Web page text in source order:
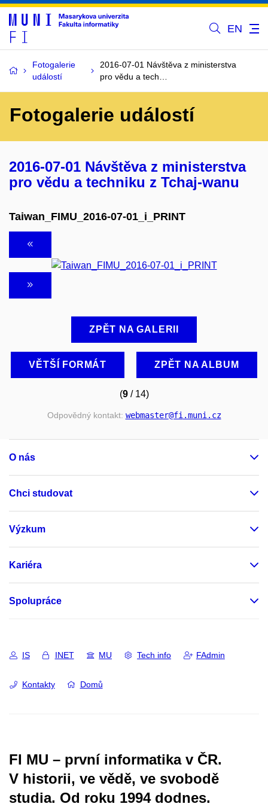
EN
Fotogalerie
událostí
2016-07-01 Návštěva z ministerstva
pro vědu a tech…
Fotogalerie událostí
2016-07-01 Návštěva z ministerstva
pro vědu a techniku z Tchaj-wanu
Taiwan_FIMU_2016-07-01_i_PRINT
ZPĚT NA GALERII
VĚTŠÍ FORMÁT ZPĚT NA ALBUM
(9/ 14)
Odpovědný kontakt: webmaster@fi.muni.cz
O nás
Chci studovat
Výzkum
Kariéra
Spolupráce
IS INET MU Tech info FAdmin
Kontakty Domů
FI MU – první informatika v ČR.
V historii, ve vědě, ve svobodě
studia. Od roku 1994 dodnes.